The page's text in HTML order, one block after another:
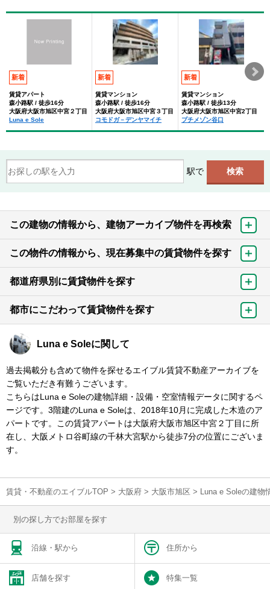
新着
賃貸アパート
森小路駅 / 徒歩16分
大阪府大阪市旭区中宮２丁目
Luna e Sole
新着
賃貸マンション
森小路駅 / 徒歩16分
大阪府大阪市旭区中宮３丁目
コモドガ－デンヤマイチ
新着
賃貸マンション
森小路駅 / 徒歩13分
大阪府大阪市旭区中宮2丁目
プチメゾン谷口
駅で
この建物の情報から、建物アーカイブ物件を再検索
この物件の情報から、現在募集中の賃貸物件を探す
都道府県別に賃貸物件を探す
都市にこだわって賃貸物件を探す
Luna e Soleに関して
過去掲載分も含めて物件を探せるエイブル賃貸不動産アーカイブを
ご覧いただき有難うございます。
こちらはLuna e Soleの建物詳細・設備・空室情報データに関するペ
ージです。3階建のLuna e Soleは、2018年10月に完成した木造のア
パートです。この賃貸アパートは大阪府大阪市旭区中宮２丁目に所
在し、大阪メトロ谷町線の千林大宮駅から徒歩7分の位置にございま
す。
賃貸・不動産のエイブルTOP > 大阪府 > 大阪市旭区 > Luna e Soleの建物
別の探し方でお部屋を探す
沿線・駅から 住所から
店舗を探す 特集一覧